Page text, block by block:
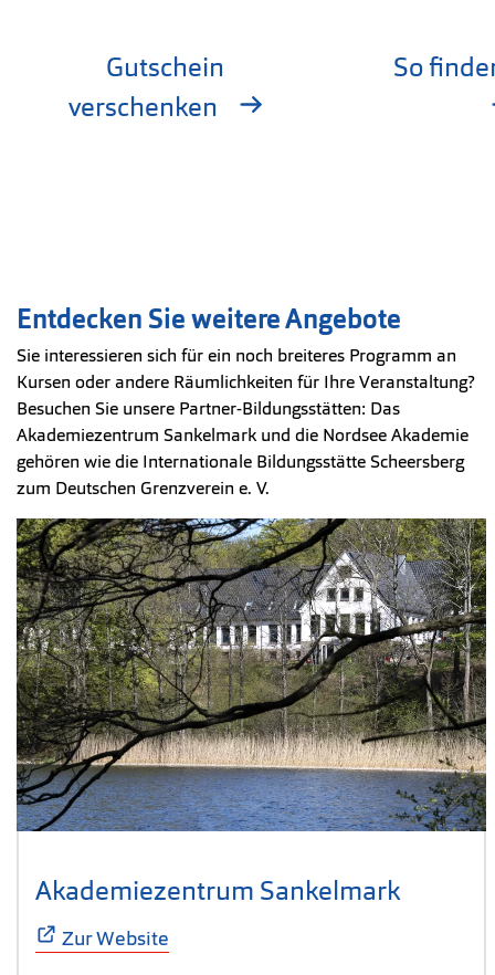
Gutschein
verschenken
So
Entdecken Sie weitere Angebote
Sie interessieren sich für ein noch breiteres Programm an
Kursen oder andere Räumlichkeiten für Ihre Veranstaltung?
Besuchen Sie unsere Partner-Bildungsstätten: Das
Akademiezentrum Sankelmark und die Nordsee Akademie
gehören wie die Internationale Bildungsstätte Scheersberg
zum Deutschen Grenzverein e. V.
Akademiezentrum Sankelmark(Öffnet
Zur Website